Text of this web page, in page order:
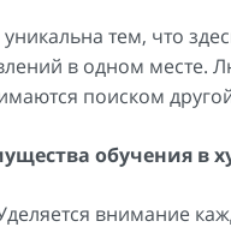
тем, что
в одном месте.
поиском
обучения в
внимание